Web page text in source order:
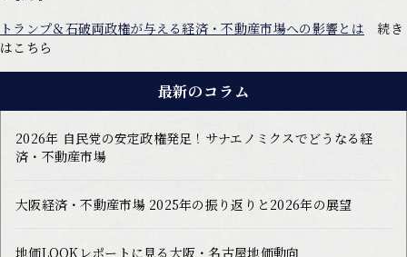
トランプ＆石破両政権が与える経済・不動産市場への影響とは 続き
はこちら
最新のコラム
2026年 自民党の安定政権発足！サナエノミクスでどうなる経
済・不動産市場
大阪経済・不動産市場 2025年の振り返りと2026年の展望
地価LOOKレポートに見る大阪・名古屋地価動向